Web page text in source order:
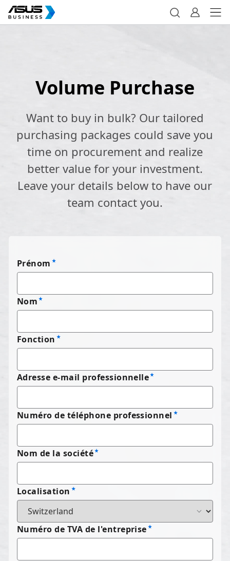
Volume Purchase
Want to buy in bulk? Our tailored
purchasing packages could save you
time on procurement and realize
better value for your investment.
Leave your details below to have our
team contact you.
Prénom
Nom
Fonction
Adresse e-mail professionnelle
Numéro de téléphone professionnel
Nom de la société
Localisation
Numéro de TVA de l'entreprise